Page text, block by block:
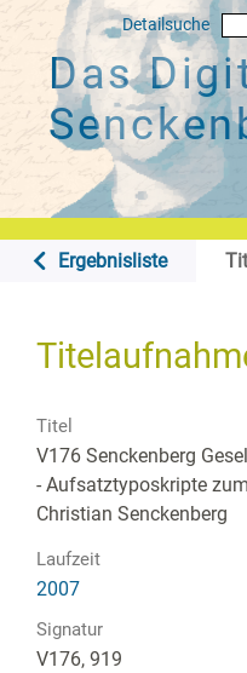
Detailsuche
Das
Ergebnisliste
Titel
V176 Senckenberg
- Aufsatztyposkripte
Christian Senckenberg
Laufzeit
2007
Signatur
V176, 919